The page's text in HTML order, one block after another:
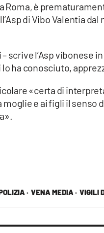
· VENA MEDIA · VIGILI
Roma, è
di Vibo Valentia dal
scrive l’Asp vibonese
ha conosciuto,
«certa di
e ai figli il senso